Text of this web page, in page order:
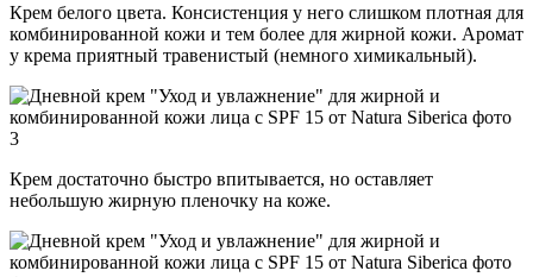
Крем белого цвета. Консистенция у него слишком плотная для
комбинированной кожи и тем более для жирной кожи. Аромат
у крема приятный травенистый (немного химикальный).
Крем достаточно быстро впитывается, но оставляет
небольшую жирную пленочку на коже.